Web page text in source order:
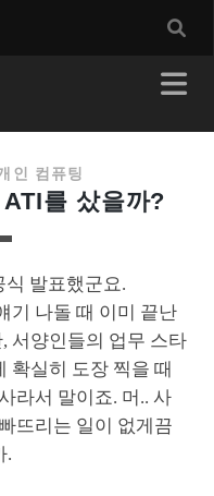
인 컴퓨팅
를 샀을까?
식 발표했군요.
기 나돌 때 이미 끝난
서양인들의 업무 스타
확실히 도장 찍을 때
라서 말이죠. 머.. 사
뜨리는 일이 없게끔
.